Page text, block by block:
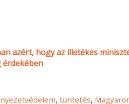
azért, hogy az illetékes
érdekében
,tüntetés,